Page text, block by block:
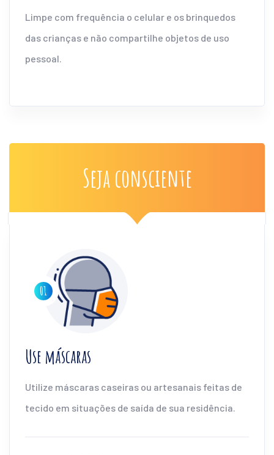
Limpe com frequência o celular e os brinquedos
das crianças e não compartilhe objetos de uso
pessoal.
Seja consciente
Use máscaras
Utilize máscaras caseiras ou artesanais feitas de
tecido em situações de saída de sua residência.